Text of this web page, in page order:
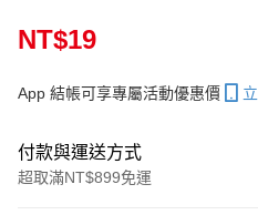
NT$19
App 結帳可享專屬活動優惠價
付款與運送方式
超取滿NT$899免運